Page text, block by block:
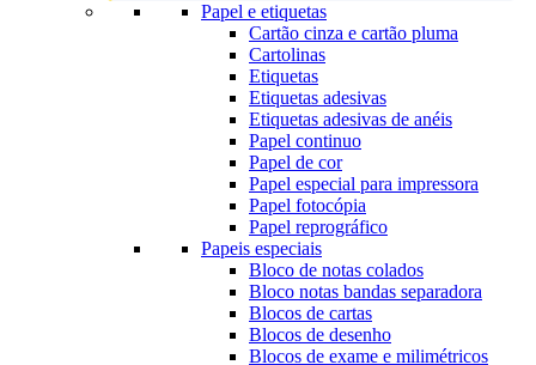
Papel e etiquetas
Cartão cinza e cartão pluma
Cartolinas
Etiquetas
Etiquetas adesivas
Etiquetas adesivas de anéis
Papel continuo
Papel de cor
Papel especial para impressora
Papel fotocópia
Papel reprográfico
Papeis especiais
Bloco de notas colados
Bloco notas bandas separadora
Blocos de cartas
Blocos de desenho
Blocos de exame e milimétricos